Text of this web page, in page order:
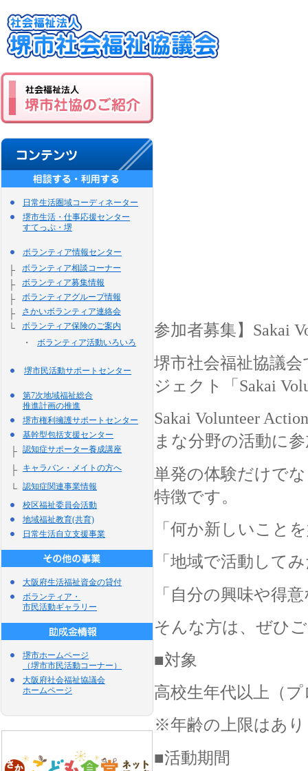
日常生活圏域コーディネーター
堺市生活・仕事応援センター
すてっぷ・堺
ボランティア情報センター
├ ボランティア相談コーナー
├ ボランティア募集情報
├ ボランティアグループ情報
├ さかいボランティア連絡会
└ ボランティア保険のご案内
・ ボランティア活動いろいろ
堺市民活動サポートセンター
第7次地域福祉総合
推進計画の推進
堺市権利擁護サポートセンター
基幹型包括支援センター
├ 認知症サポーター養成講座
├ キャラバン・メイトの方へ
└ 認知症関連事業情報
校区福祉委員会活動
地域福祉教育(共育)
日常生活自立支援事業
大阪府生活福祉資金の貸付
ボランティア・
市民活動ギャラリー
堺市ホームページ
（堺市市民活動コーナー）
大阪府社会福祉協議会
ホームページ
参加者募集】Sakai
堺市社会福祉協議
ジェクト「Sakai
Sakai Volunteer
まな分野の活動に
単発の体験だけで
特徴です。
「何か新しいこと
「地域で活動して
「自分の興味や得
そんな方は、ぜひ
■対象
高校生年代以上（
※年齢の上限はあ
■活動期間